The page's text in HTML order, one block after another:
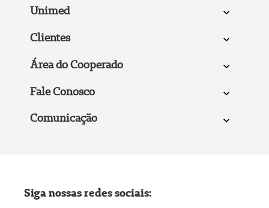
Unimed
Clientes
Área do Cooperado
Fale Conosco
Comunicação
Siga nossas redes sociais: